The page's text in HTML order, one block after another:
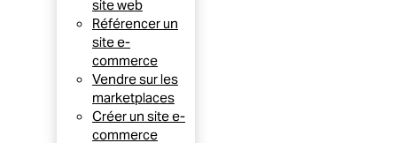
site web
Référencer un
site e-
commerce
Vendre sur les
marketplaces
Créer un site e-
commerce